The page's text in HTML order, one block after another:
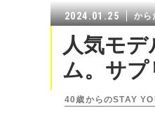
2024.01.25 から
人気モ
ム。サプ
40歳からのSTAY